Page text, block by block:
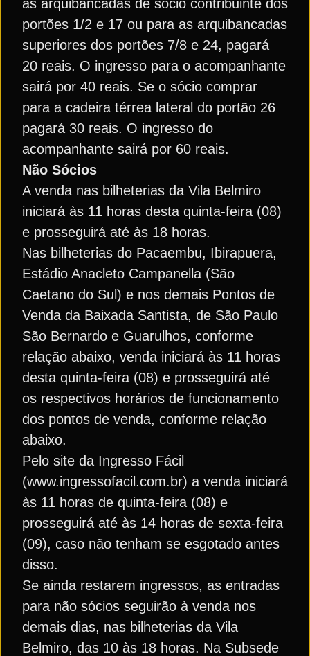
as arquibancadas de sócio contribuinte dos
portões 1/2 e 17 ou para as arquibancadas
superiores dos portões 7/8 e 24, pagará
20 reais. O ingresso para o acompanhante
sairá por 40 reais. Se o sócio comprar
para a cadeira térrea lateral do portão 26
pagará 30 reais. O ingresso do
acompanhante sairá por 60 reais.
Não Sócios
A venda nas bilheterias da Vila Belmiro
iniciará às 11 horas desta quinta-feira (08)
e prosseguirá até às 18 horas.
Nas bilheterias do Pacaembu, Ibirapuera,
Estádio Anacleto Campanella (São
Caetano do Sul) e nos demais Pontos de
Venda da Baixada Santista, de São Paulo
São Bernardo e Guarulhos, conforme
relação abaixo, venda iniciará às 11 horas
desta quinta-feira (08) e prosseguirá até
os respectivos horários de funcionamento
dos pontos de venda, conforme relação
abaixo.
Pelo site da Ingresso Fácil
(www.ingressofacil.com.br) a venda iniciará
às 11 horas de quinta-feira (08) e
prosseguirá até às 14 horas de sexta-feira
(09), caso não tenham se esgotado antes
disso.
Se ainda restarem ingressos, as entradas
para não sócios seguirão à venda nos
demais dias, nas bilheterias da Vila
Belmiro, das 10 às 18 horas. Na Subsede